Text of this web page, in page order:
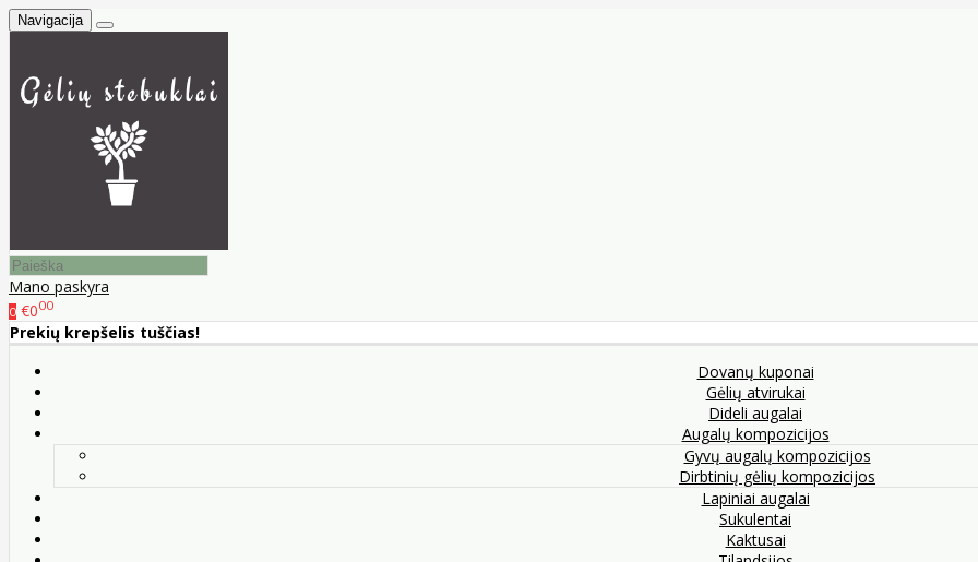
Navigacija
Mano paskyra
0 €000
Prekių krepšelis tuščias!
Dovanų kuponai
Gėlių atvirukai
Dideli augalai
Augalų kompozicijos
Gyvų augalų kompozicijos
Dirbtinių gėlių kompozicijos
Lapiniai augalai
Sukulentai
Kaktusai